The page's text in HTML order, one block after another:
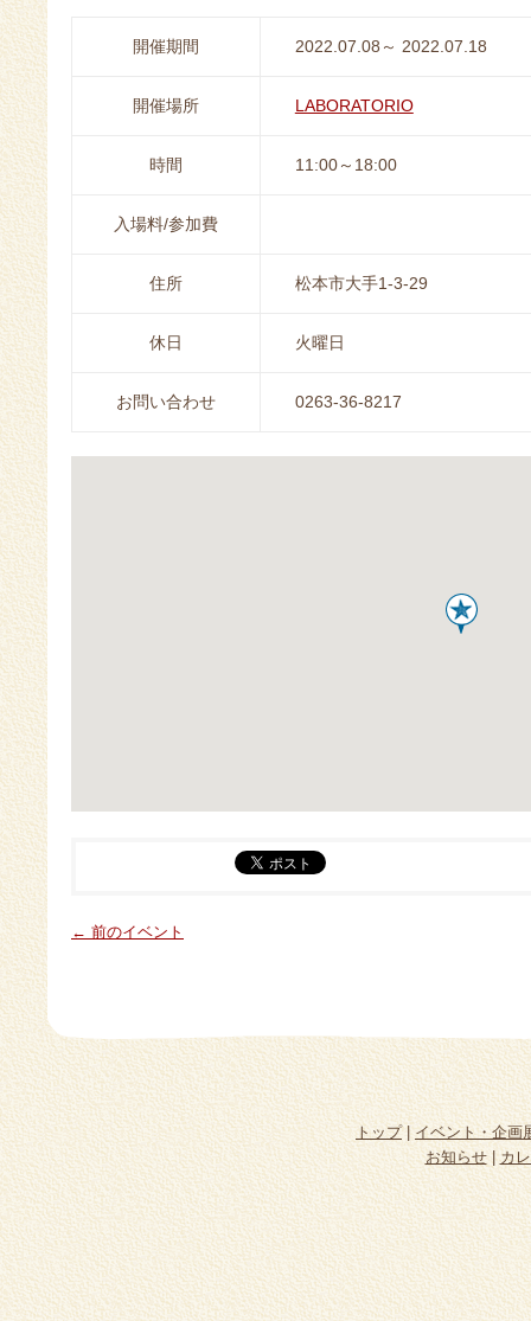
開催期間 2022.07.08～ 2022.07.18
開催場所 LABORATORIO
時間 11:00～18:00
入場料/参加費
住所 松本市大手1-3-29
休日 火曜日
お問い合わせ 0263-36-8217
← 前のイベント
トップ|イベント・企画
お知らせ|カ